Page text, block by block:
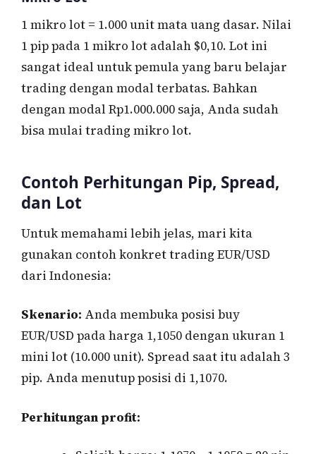
1 mikro lot = 1.000 unit mata uang dasar. Nilai
1 pip pada 1 mikro lot adalah $0,10. Lot ini
sangat ideal untuk pemula yang baru belajar
trading dengan modal terbatas. Bahkan
dengan modal Rp1.000.000 saja, Anda sudah
bisa mulai trading mikro lot.
Contoh Perhitungan Pip, Spread,
dan Lot
Untuk memahami lebih jelas, mari kita
gunakan contoh konkret trading EUR/USD
dari Indonesia:
Skenario: Anda membuka posisi buy
EUR/USD pada harga 1,1050 dengan ukuran 1
mini lot (10.000 unit). Spread saat itu adalah 3
pip. Anda menutup posisi di 1,1070.
Perhitungan profit: